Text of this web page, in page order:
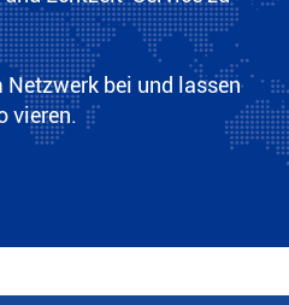
bei und lassen
vieren.